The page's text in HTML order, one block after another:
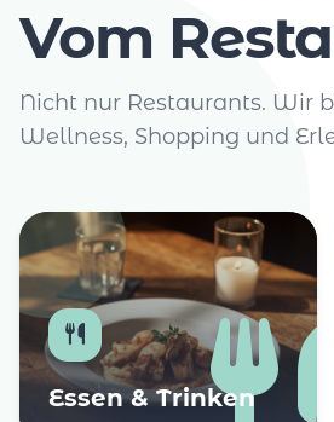
Vom
Nicht nur Restaurants. Wir
Wellness, Shopping und
Essen & Trinken